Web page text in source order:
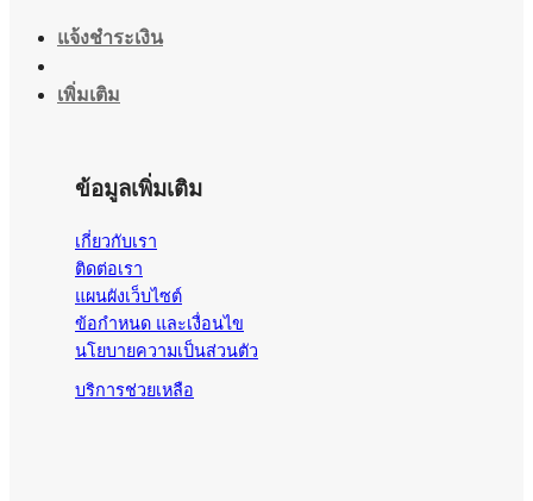
แจ้งชำระเงิน
เพิ่มเติม
ข้อมูลเพิ่มเติม
เกี่ยวกับเรา
ติดต่อเรา
แผนผังเว็บไซต์
ข้อกำหนด และเงื่อนไข
นโยบายความเป็นส่วนตัว
บริการช่วยเหลือ